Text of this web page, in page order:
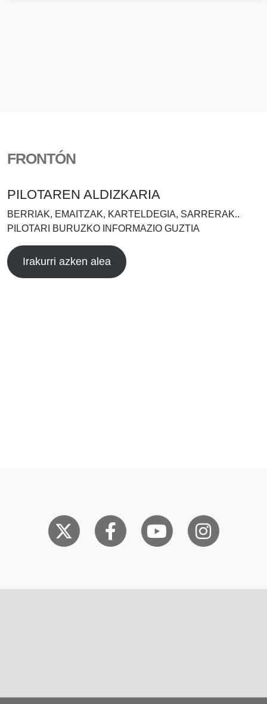
FRONTÓN
PILOTAREN ALDIZKARIA
BERRIAK, EMAITZAK, KARTELDEGIA, SARRERAK..
PILOTARI BURUZKO INFORMAZIO GUZTIA
Irakurri azken alea